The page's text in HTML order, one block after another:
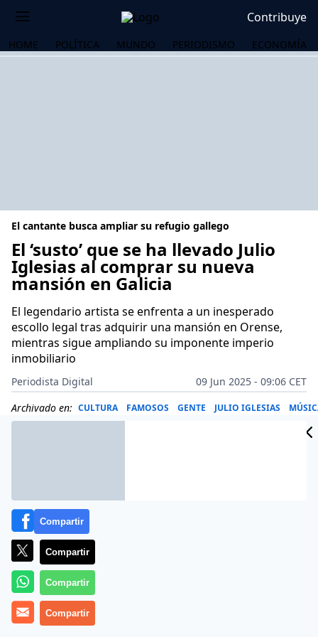
Contribuye
HOME POLÍTICA MUNDO PERIODISMO ECONOMÍA
El cantante busca ampliar su refugio gallego
El ‘susto’ que se ha llevado Julio
Iglesias al comprar su nueva
mansión en Galicia
El legendario artista se enfrenta a un inesperado
escollo legal tras adquirir una mansión en Orense,
mientras sigue ampliando su imponente imperio
inmobiliario
Periodista Digital
09 Jun 2025 - 09:06 CET
Archivado en: CULTURA FAMOSOS GENTE JULIO IGLESIAS
Compartir
Compartir
Compartir
Compartir